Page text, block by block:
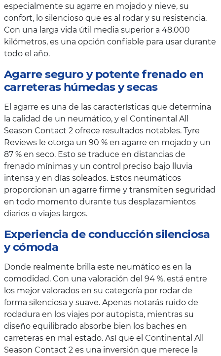
especialmente su agarre en mojado y nieve, su
confort, lo silencioso que es al rodar y su resistencia.
Con una larga vida útil media superior a 48.000
kilómetros, es una opción confiable para usar durante
todo el año.
Agarre seguro y potente frenado en
carreteras húmedas y secas
El agarre es una de las características que determina
la calidad de un neumático, y el Continental All
Season Contact 2 ofrece resultados notables. Tyre
Reviews le otorga un 90 % en agarre en mojado y un
87 % en seco. Esto se traduce en distancias de
frenado mínimas y un control preciso bajo lluvia
intensa y en días soleados. Estos neumáticos
proporcionan un agarre firme y transmiten seguridad
en todo momento durante tus desplazamientos
diarios o viajes largos.
Experiencia de conducción silenciosa
y cómoda
Donde realmente brilla este neumático es en la
comodidad. Con una valoración del 94 %, está entre
los mejor valorados en su categoría por rodar de
forma silenciosa y suave. Apenas notarás ruido de
rodadura en los viajes por autopista, mientras su
diseño equilibrado absorbe bien los baches en
carreteras en mal estado. Así que el Continental All
Season Contact 2 es una inversión que merece la